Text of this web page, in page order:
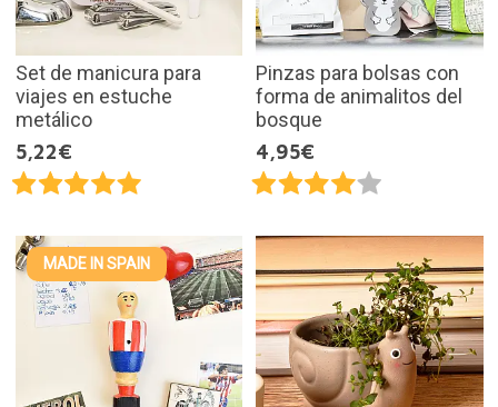
Set de manicura para
viajes en estuche
metálico
5,22€
Pinzas para bolsas con
forma de animalitos del
bosque
4,95€
MADE IN SPAIN